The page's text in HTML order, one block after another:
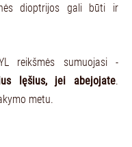
dioptrijos gali būti ir
reikšmės sumuojasi -
lęšius, jei abejojate.
metu.